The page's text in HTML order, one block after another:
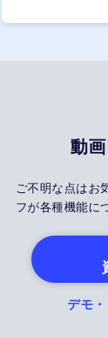
動
ご不明な点はお
フが各種機能に
デモ